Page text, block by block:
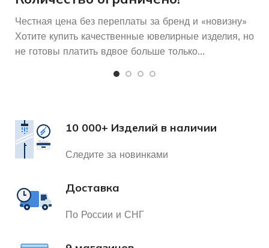
Честная цена без переплаты за бренд и «новизну»
Хотите купить качественные ювелирные изделия, но
не готовы платить вдвое больше только...
10 000+ Изделий в наличии
Следите за новинками
Доставка
По России и СНГ